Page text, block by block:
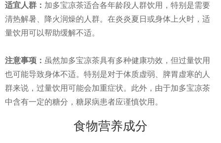
适宜人群： 加多宝凉茶适合各年龄段人群饮用，特别是需要
清热解暑、降火润燥的人群。在炎炎夏日或身体上火时，适
量饮用可以帮助缓解不适。
注意事项： 虽然加多宝凉茶具有多种健康功效，但过量饮用
也可能导致身体不适。特别是对于体质虚弱、脾胃虚寒的人
群来说，过量饮用可能会加重症状。此外，由于加多宝凉茶
中含有一定的糖分，糖尿病患者应谨慎饮用。
食物营养成分